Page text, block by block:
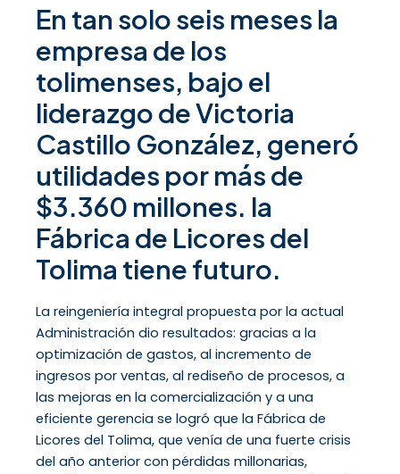
En tan solo seis meses la
empresa de los
tolimenses, bajo el
liderazgo de Victoria
Castillo González, generó
utilidades por más de
$3.360 millones. la
Fábrica de Licores del
Tolima tiene futuro.
La reingeniería integral propuesta por la actual
Administración dio resultados: gracias a la
optimización de gastos, al incremento de
ingresos por ventas, al rediseño de procesos, a
las mejoras en la comercialización y a una
eficiente gerencia se logró que la Fábrica de
Licores del Tolima, que venía de una fuerte crisis
del año anterior con pérdidas millonarias,